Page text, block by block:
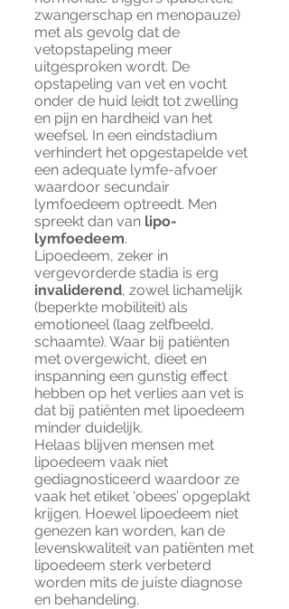
zwangerschap en menopauze)
met als gevolg dat de
vetopstapeling meer
uitgesproken wordt. De
opstapeling van vet en vocht
onder de huid leidt tot zwelling
en pijn en hardheid van het
weefsel. In een eindstadium
verhindert het opgestapelde vet
een adequate lymfe-afvoer
waardoor secundair
lymfoedeem optreedt. Men
spreekt dan van lipo-
lymfoedeem.
Lipoedeem, zeker in
vergevorderde stadia is erg
invaliderend, zowel lichamelijk
(beperkte mobiliteit) als
emotioneel (laag zelfbeeld,
schaamte). Waar bij patiënten
met overgewicht, dieet en
inspanning een gunstig effect
hebben op het verlies aan vet is
dat bij patiënten met lipoedeem
minder duidelijk.
Helaas blijven mensen met
lipoedeem vaak niet
gediagnosticeerd waardoor ze
vaak het etiket ‘obees’ opgeplakt
krijgen. Hoewel lipoedeem niet
genezen kan worden, kan de
levenskwaliteit van patiënten met
lipoedeem sterk verbeterd
worden mits de juiste diagnose
en behandeling.